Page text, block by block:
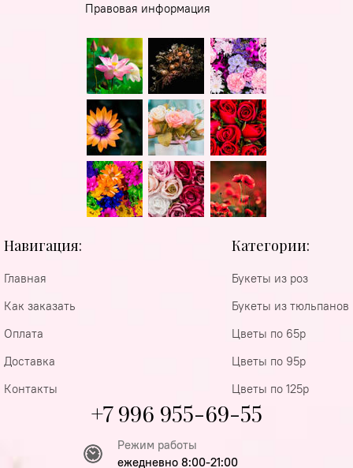
Правовая информация
Навигация:
Главная
Как заказать
Оплата
Доставка
Контакты
Категории:
Букеты из роз
Букеты из тюльпанов
Цветы по 65р
Цветы по 95р
Цветы по 125р
+7 996 955-69-55
Режим работы
ежедневно 8:00-21:00